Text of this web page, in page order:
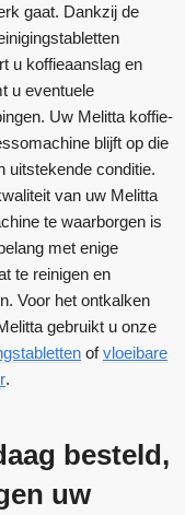
gaat. Dankzij de
u koffieaanslag en
u eventuele
Uw Melitta koffie-
blijft op die
uitstekende conditie.
van uw Melitta
te waarborgen is
met enige
te reinigen en
Voor het ontkalken
gebruikt u onze
ofvloeibare
.
besteld,
uw